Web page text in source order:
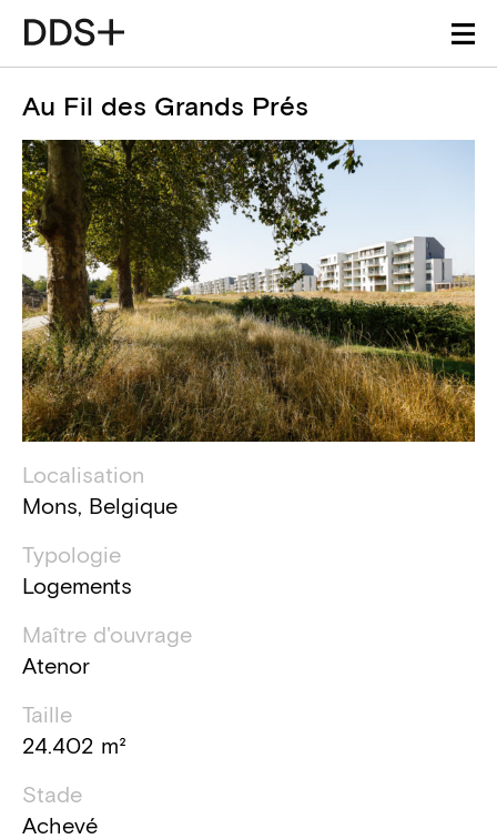
Au Fil des Grands Prés
Détails du projet
Localisation
Mons, Belgique
Typologie
Logements
Maître d'ouvrage
Atenor
Taille
24.402 m²
Stade
Achevé